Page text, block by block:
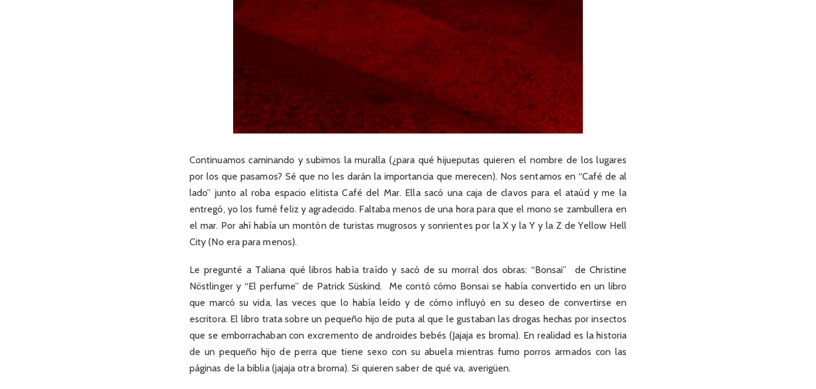
Continuamos caminando y subimos la muralla (¿para qué hijueputas quieren el nombre de los lugares
por los que pasamos? Sé que no les darán la importancia que merecen). Nos sentamos en “Café de al
lado” junto al roba espacio elitista Café del Mar. Ella sacó una caja de clavos para el ataúd y me la
entregó, yo los fumé feliz y agradecido. Faltaba menos de una hora para que el mono se zambullera en
el mar. Por ahí había un montón de turistas mugrosos y sonrientes por la X y la Y y la Z de Yellow Hell
City (No era para menos).
Le pregunté a Taliana qué libros había traído y sacó de su morral dos obras: “Bonsai” de Christine
Nöstlinger y “El perfume” de Patrick Süskind. Me contó cómo Bonsai se había convertido en un libro
que marcó su vida, las veces que lo había leído y de cómo influyó en su deseo de convertirse en
escritora. El libro trata sobre un pequeño hijo de puta al que le gustaban las drogas hechas por insectos
que se emborrachaban con excremento de androides bebés (Jajaja es broma). En realidad es la historia
de un pequeño hijo de perra que tiene sexo con su abuela mientras fumo porros armados con las
páginas de la biblia (jajaja otra broma). Si quieren saber de qué va, averigüen.